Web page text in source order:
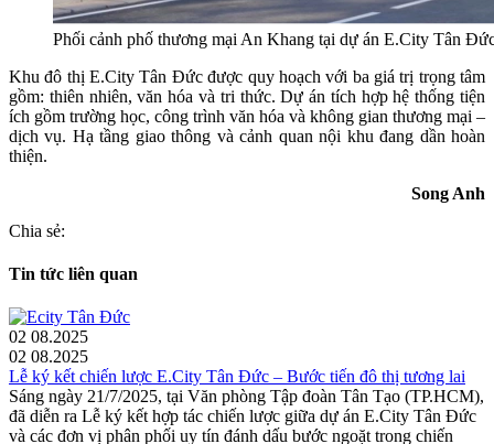
Phối cảnh phố thương mại An Khang tại dự án E.City Tân
Khu đô thị E.City Tân Đức được quy hoạch với ba giá trị trọng tâm
gồm: thiên nhiên, văn hóa và tri thức. Dự án tích hợp hệ thống tiện
ích gồm trường học, công trình văn hóa và không gian thương mại –
dịch vụ. Hạ tầng giao thông và cảnh quan nội khu đang dần hoàn
thiện.
Song Anh
Chia sẻ:
Tin tức liên quan
02 08.2025
02 08.2025
Lễ ký kết chiến lược E.City Tân Đức – Bước tiến đô thị tương lai
Sáng ngày 21/7/2025, tại Văn phòng Tập đoàn Tân Tạo (TP.HCM),
đã diễn ra Lễ ký kết hợp tác chiến lược giữa dự án E.City Tân Đức
và các đơn vị phân phối uy tín đánh dấu bước ngoặt trong chiến